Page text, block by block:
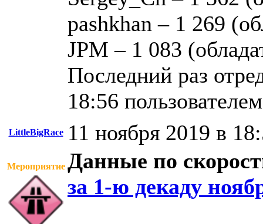
pashkhan – 1 269
JPM – 1 083
Последний раз
18:56
LittleBigRace 11 ноября 2019 в
Мероприятие Данные по
за 1-ю декаду